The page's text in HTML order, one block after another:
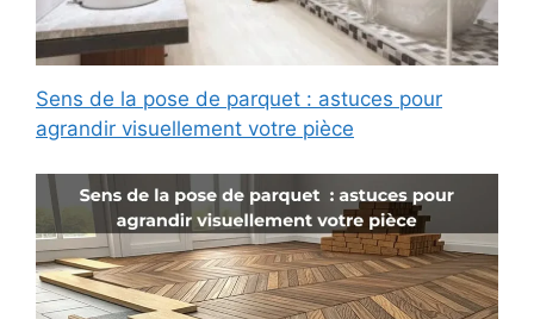
Sens de la pose de parquet : astuces pour
agrandir visuellement votre pièce